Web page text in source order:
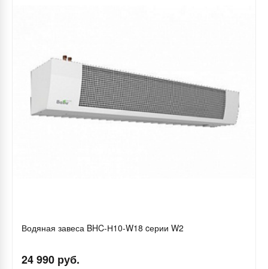
Водяная завеса BHC-Н10-W18 cерии W2
24 990 руб.